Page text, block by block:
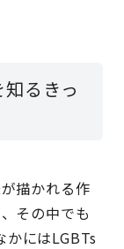
るきっ
描かれる作
その中でも
にはLGBTs